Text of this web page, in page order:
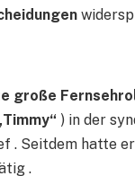
große
) in der
. Seitdem hatte
.